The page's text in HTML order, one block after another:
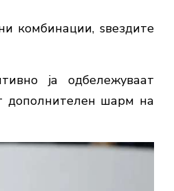
комбинации, ѕвездите
ја одбележуваат
дополнителен шарм на